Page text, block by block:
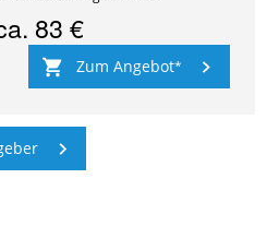
83 €
Zum Angebot